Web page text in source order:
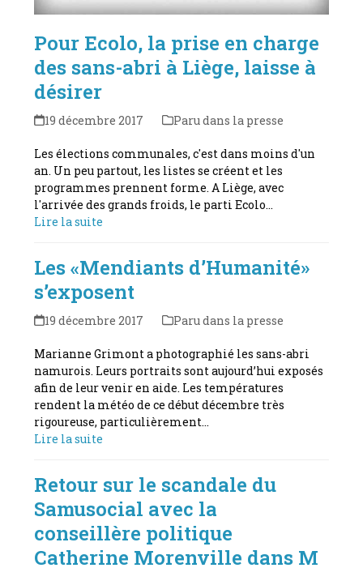
Pour Ecolo, la prise en charge
des sans-abri à Liège, laisse à
désirer
19 décembre 2017 Paru dans la presse
Les élections communales, c'est dans moins d'un
an. Un peu partout, les listes se créent et les
programmes prennent forme. A Liège, avec
l'arrivée des grands froids, le parti Ecolo…
Lire la suite
Les «Mendiants d’Humanité»
s’exposent
19 décembre 2017 Paru dans la presse
Marianne Grimont a photographié les sans-abri
namurois. Leurs portraits sont aujourd’hui exposés
afin de leur venir en aide. Les températures
rendent la météo de ce début décembre très
rigoureuse, particulièrement…
Lire la suite
Retour sur le scandale du
Samusocial avec la
conseillère politique
Catherine Morenville dans M